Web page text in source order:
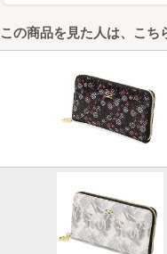
この商品を見た人は、こち